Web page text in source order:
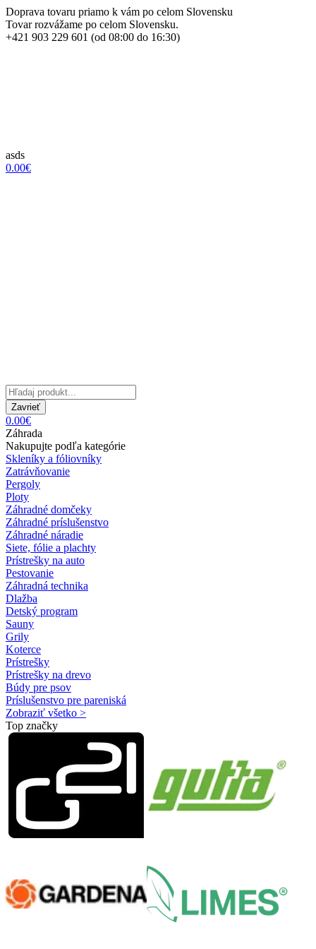
Doprava tovaru priamo k vám po celom Slovensku
Tovar rozvážame po celom Slovensku.
+421 903 229 601 (od 08:00 do 16:30)
asds
0.00€
Zavrieť
0.00€
Záhrada
Nakupujte podľa kategórie
Skleníky a fóliovníky
Zatrávňovanie
Pergoly
Ploty
Záhradné domčeky
Záhradné príslušenstvo
Záhradné náradie
Siete, fólie a plachty
Prístrešky na auto
Pestovanie
Záhradná technika
Dlažba
Detský program
Sauny
Grily
Koterce
Prístrešky
Prístrešky na drevo
Búdy pre psov
Príslušenstvo pre pareniská
Zobraziť všetko >
Top značky